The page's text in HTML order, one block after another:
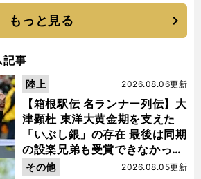
もっと見る
記事
【箱根駅伝 名ランナー列伝】大
津顕杜 東洋大黄金期を支えた
「いぶし銀」の存在 最後は同期
の設楽兄弟も受賞できなかった
金栗杯に輝く
2026.08.06更新
陸上
2026.08.05更新
その他